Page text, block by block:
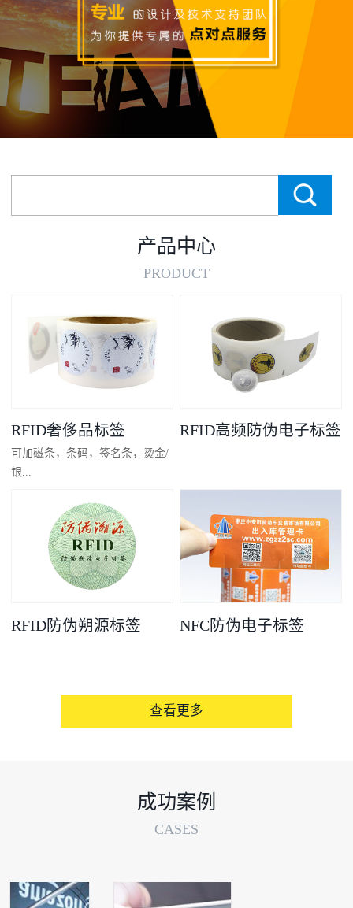
产品中心
PRODUCT
RFID奢侈品标签
可加磁条，条码，签名条，烫金/
银...
凸码，金/银底
RFID高频防伪电子标签
RFID防伪朔源标签 NFC防伪电子标签
查看更多
成功案例
CASES